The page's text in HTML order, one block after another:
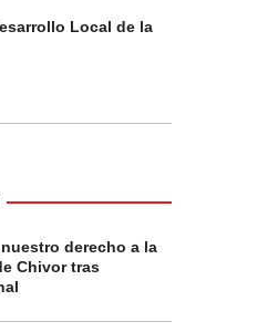
Local de la
derecho a la
Chivor tras